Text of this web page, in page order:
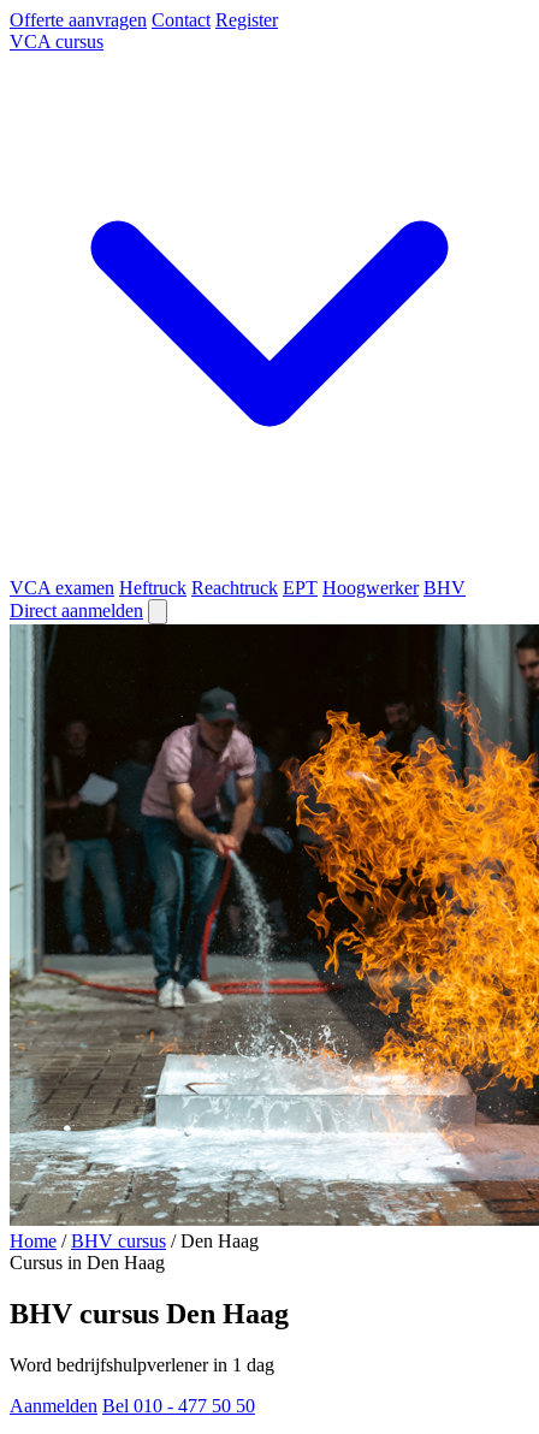
Offerte aanvragen Contact Register
VCA cursus
VCA examen Heftruck Reachtruck EPT Hoogwerker BHV
Direct aanmelden
Home / BHV cursus / Den Haag
Cursus in Den Haag
BHV cursus Den Haag
Word bedrijfshulpverlener in 1 dag
Aanmelden Bel 010 - 477 50 50